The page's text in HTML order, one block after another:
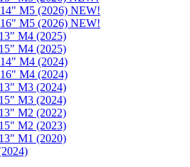
M5 (2026) NEW!
M5 (2026) NEW!
M4 (2025)
M4 (2025)
M4 (2024)
M4 (2024)
M3 (2024)
M3 (2024)
M2 (2022)
M2 (2023)
M1 (2020)